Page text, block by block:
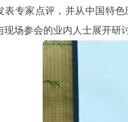
表专家点评，并从中国特
现场参会的业内人士展开研讨